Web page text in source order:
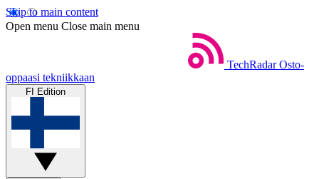
Skip to main content
Open menu Close main menu
TechRadar Osto-
oppaasi tekniikkaan
FI Edition